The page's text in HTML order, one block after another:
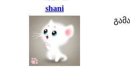
shani